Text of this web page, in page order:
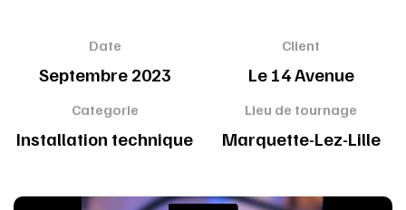
Date
Septembre 2023
Client
Le 14 Avenue
Categorie
Installation technique
Lieu de tournage
Marquette-Lez-Lille